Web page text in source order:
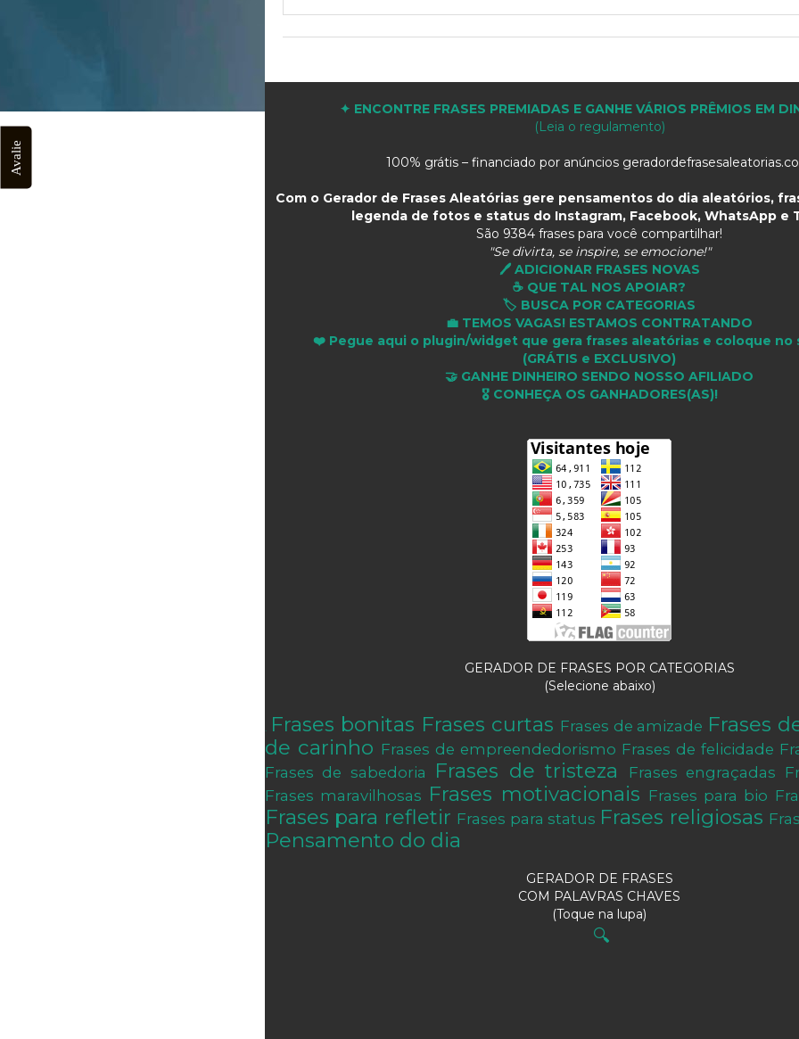
✦ ENCONTRE FRASES PREMIADAS E GANHE VÁRIOS PRÊMIOS EM
(Leia o regulamento)
100% grátis – financiado por anúncios
Com o Gerador de Frases Aleatórias gere pensamentos do dia aleatórios,
legenda de fotos e status do Instagram, Facebook, WhatsApp e
São 9384 frases para você compartilhar!
"Se divirta, se inspire, se emocione!"
🖊️ ADICIONAR FRASES NOVAS
☕ QUE TAL NOS APOIAR?
🏷️ BUSCA POR CATEGORIAS
💼 TEMOS VAGAS! ESTAMOS CONTRATANDO
❤️ Pegue aqui o plugin/widget que gera frases aleatórias e coloque no
(GRÁTIS e EXCLUSIVO)
🤝 GANHE DINHEIRO SENDO NOSSO AFILIADO
🎖 CONHEÇA OS GANHADORES(AS)!
GERADOR DE FRASES POR CATEGORIAS
(Selecione abaixo)
Frases bonitas Frases curtas Frases de amizade Frases
de carinho Frases de empreendedorismo Frases de felicidade
Frases de sabedoria
Frases de tristeza Frases engraçadas
Frases maravilhosas Frases motivacionais Frases para bio
Frases para refletir Frases para status Frases religiosas
Pensamento do dia
GERADOR DE FRASES
COM PALAVRAS CHAVES
(Toque na lupa)
🔍
Avalie